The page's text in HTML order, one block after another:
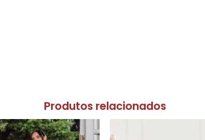
Produtos relacionados